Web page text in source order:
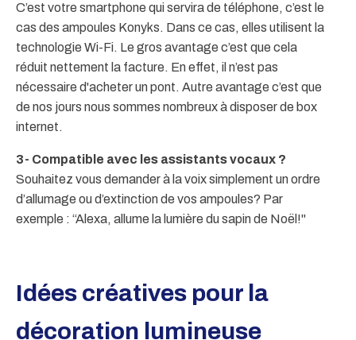
C’est votre smartphone qui servira de téléphone, c’est le
cas des ampoules Konyks. Dans ce cas, elles utilisent la
technologie Wi-Fi. Le gros avantage c’est que cela
réduit nettement la facture. En effet, il n’est pas
nécessaire d'acheter un pont. Autre avantage c’est que
de nos jours nous sommes nombreux à disposer de box
internet.
3- Compatible avec les assistants vocaux ?
Souhaitez vous demander à la voix simplement un ordre
d’allumage ou d’extinction de vos ampoules? Par
exemple : “Alexa, allume la lumière du sapin de Noël!"
Idées créatives pour la
décoration lumineuse